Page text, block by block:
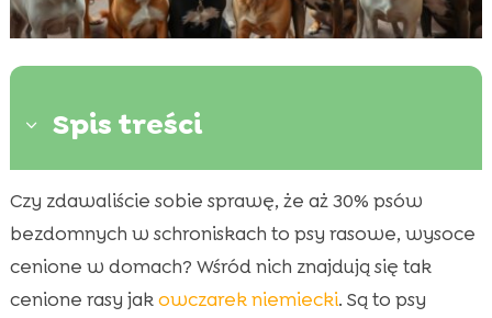
3 Spis treści
 Wprowadzenie do tematu schronisk dla psów
 Dlaczego psy trafiają do schroniska?
 Popularne rasy psów w schronisku
 Rottweiler: mit groźnego psa
Czy zdawaliście sobie sprawę, że aż 30% psów
bezdomnych w schroniskach to psy rasowe, wysoce
cenione w domach? Wśród nich znajdują się tak
cenione rasy jakowczarek niemiecki. Są to psy